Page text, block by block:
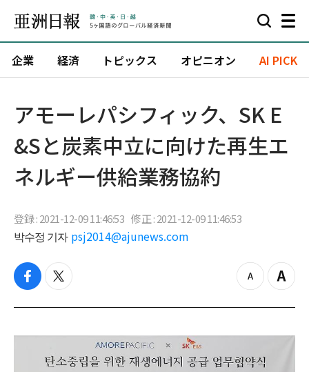
企業 経済 トピックス オピニオン AI PICK
アモーレパシフィック、SK E
&Sと炭素中立に向けた再生エ
ネルギー供給業務協約
登録 : 2021-12-09 11:46:53 修正 : 2021-12-09 11:46:53
박수정 기자 psj2014@ajunews.com
f
c
b
t
i
t
r
z
o
o
t
Z
o
i